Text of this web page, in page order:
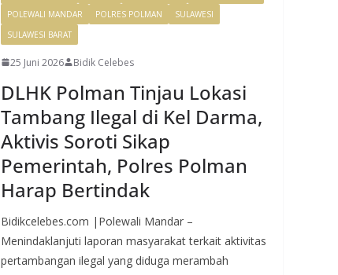
POLEWALI MANDAR
POLRES POLMAN
SULAWESI
SULAWESI BARAT
25 Juni 2026 Bidik Celebes
DLHK Polman Tinjau Lokasi
Tambang Ilegal di Kel Darma,
Aktivis Soroti Sikap
Pemerintah, Polres Polman
Harap Bertindak
Bidikcelebes.com |Polewali Mandar –
Menindaklanjuti laporan masyarakat terkait aktivitas
pertambangan ilegal yang diduga merambah